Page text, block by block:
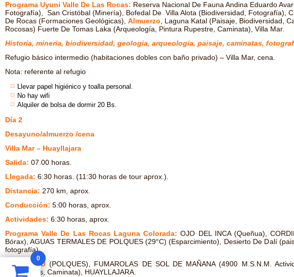
Programa Uyuni Valle De Las Rocas: Reserva Nacional De Fauna Andina Eduardo
Fotografía), San Cristóbal (Minería), Bofedal De Villa Alota (Biodiversidad, Fotografía),
De Rocas (Formaciones Geológicas), Almuerzo, Laguna Katal (Paisaje, Biodiversidad,
Rocosas) Fuerte De Tomas Laka (Arqueología, Pintura Rupestre, Caminata), Villa Mar.
Historia, minería, biodiversidad, geología, arqueología, paisaje, caminatas,
Refugio básico intermedio (habitaciones dobles con baño privado) – Villa Mar, cena.
Nota: referente al refugio
Llevar papel higiénico y toalla personal.
No hay wifi
Alquiler de bolsa de dormir 20 Bs.
Día 2
Desayuno/almuerzo /cena
Villa Mar – Huayllajara
Salida: 07.00 horas.
Llegada: 6:30 horas. (11:30 horas de tour aprox.).
Distancia: 270 km, aprox.
Conducción: 5:00 horas, aprox.
Actividades: 6:30 horas, aprox.
Programa Valle De Las Rocas Laguna Colorada:OJO DEL INCA (Queñua),
Bórax), AGUAS TERMALES DE POLQUES (29°C) (Esparcimiento), Desierto De Dalí
fotografía).
ALMUERZO (POLQUES), FUMAROLAS DE SOL DE MAÑANA (4900 M.S.N.M.
(Flamencos, Caminata), HUAYLLAJARA.
0